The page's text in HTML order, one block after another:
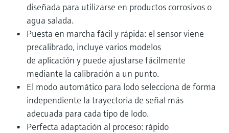
diseñada para utilizarse en productos corrosivos o
agua salada.
Puesta en marcha fácil y rápida: el sensor viene
precalibrado, incluye varios modelos
de aplicación y puede ajustarse fácilmente
mediante la calibración a un punto.
El modo automático para lodo selecciona de forma
independiente la trayectoria de señal más
adecuada para cada tipo de lodo.
Perfecta adaptación al proceso: rápido